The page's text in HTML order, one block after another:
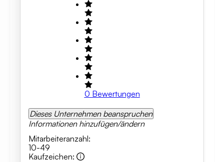
0 Bewertungen
Dieses Unternehmen beanspruchen
Informationen hinzufügen/ändern
Mitarbeiteranzahl:
10-49
Kaufzeichen: